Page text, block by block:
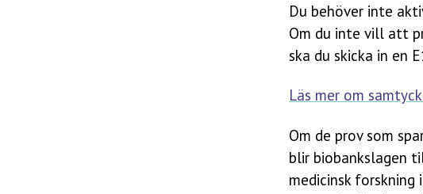
Du behöver inte
Om du inte vill att
ska du skicka in en
Läs mer om
Om de prov som
blir biobankslagen
medicinsk